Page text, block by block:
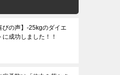
びの声】-25kgのダイエ
に成功しました！！